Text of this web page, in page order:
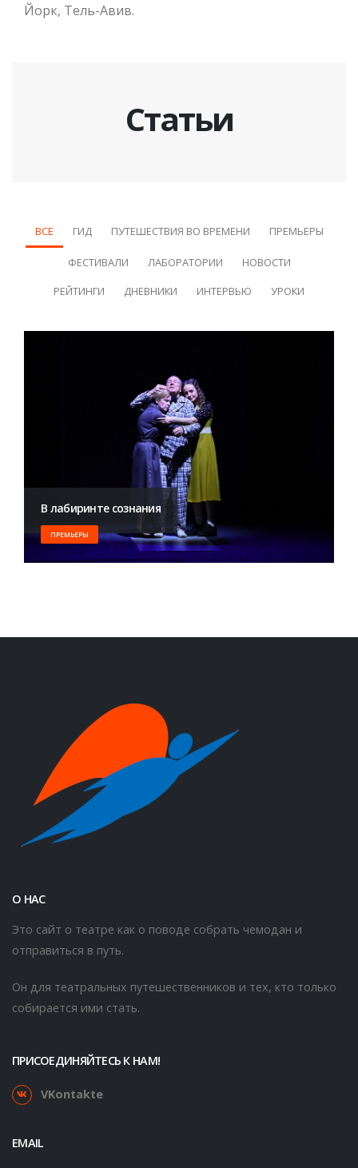
Йорк, Тель-Авив.
Статьи
ВСЕ ГИД ПУТЕШЕСТВИЯ ВО ВРЕМЕНИ ПРЕМЬЕРЫ
ФЕСТИВАЛИ ЛАБОРАТОРИИ
НОВОСТИ
РЕЙТИНГИ
ДНЕВНИКИ ИНТЕРВЬЮ УРОКИ
​В лабиринте сознания
ПРЕМЬЕРЫ
О НАС
Это сайт о театре как о поводе собрать чемодан и
отправиться в путь.
Он для театральных путешественников и тех, кто только
собирается ими стать.
ПРИСОЕДИНЯЙТЕСЬ К НАМ!
VKontakte
EMAIL